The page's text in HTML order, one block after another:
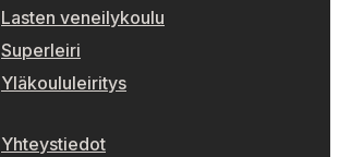
Lasten veneilykoulu
Superleiri
Yläkoululeiritys
Yhteystiedot